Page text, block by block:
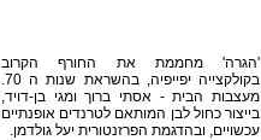
'הגרה' מחממת את החורף הקרוב
בקולקצייה יפייפיה, בהשראת שנות ה 70.
מעצבות הבית - אסתי ברוך ומגי בן-דויד,
בייצור כחול לבן המותאם לטרנדים אופנתיים
עכשויים, ובהדגמת הפרזנטורית יעל גולדמן.